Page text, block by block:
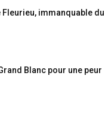
Fleurieu, immanquable du
Blanc pour une peur